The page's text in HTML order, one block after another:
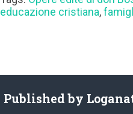
educazione cristiana,
Published by